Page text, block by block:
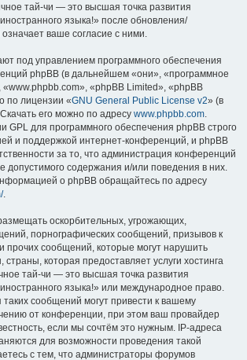
тай-чи — это высшая точка развития
языка!» после обновления/
ваше согласие с ними.
под управлением программного обеспечения
phpBB (в дальнейшем «они», «программное
«phpBB Limited», «phpBB
по лицензии «GNU General Public License v2» (в
его можно по адресу www.phpbb.com.
GPL для программного обеспечения phpBB строго
и поддержкой интернет-конференций, и phpBB
за то, что администрация конференций
допустимого содержания и/или поведения в них.
о phpBB обращайтесь по адресу
.
оскорбительных, угрожающих,
порнографических сообщений, призывов к
прочих сообщений, которые могут нарушить
которая предоставляет услуги хостинга
тай-чи — это высшая точка развития
языка!» или международное право.
сообщений могут привести к вашему
от конференции, при этом ваш провайдер
если мы сочтём это нужным. IP-адреса
для возможности проведения такой
с тем, что администраторы форумов